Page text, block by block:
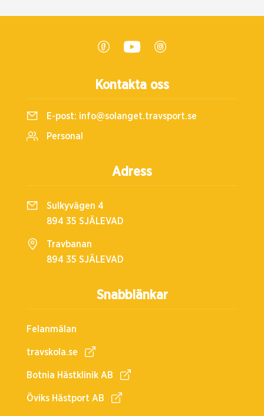
Snabblänkar
Felanmälan
travskola.se
Botnia Hästklinik AB
Öviks Hästport AB
Kontakta oss
E-post: info@solanget.travsport.se
Personal
Adress
Sulkyvägen 4
894 35 SJÄLEVAD
Travbanan
894 35 SJÄLEVAD